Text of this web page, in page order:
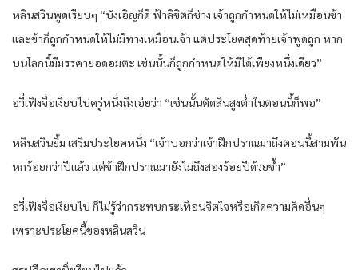
หลินสวินพูดเรียบๆ “บังเอิญก็ดี ฟ้าลิขิตก็ช่าง เจ้าถูกกำหนดให้ไม่เหมือนข้า
และข้าก็ถูกกำหนดให้ไม่มีทางเหมือนเจ้า แต่ประโยคสุดท้ายเจ้าพูดถูก หาก
บนโลกนี้มีมรรคายอดอมตะ เช่นนั้นก็ถูกกำหนดให้มีได้เพียงหนึ่งเดียว”
อวี่เฟิงจื่อเงียบไปครู่หนึ่งถึงเอ่ยว่า “เช่นนั้นตัดสินสูงต่ำในตอนนี้ก็พอ”
หลินสวินยิ้ม เสริมประโยคหนึ่ง “เจ้าบอกว่าเจ้าฝึกปราณมาถึงตอนนี้สามพัน
หกร้อยกว่าปีแล้ว แต่ข้าฝึกปราณมายังไม่ถึงสองร้อยปีด้วยซ้ำ”
อวี่เฟิงจื่อเงียบไป ก็ไม่รู้ว่ากระทบกระเทือนจิตใจหรือเกิดความคิดอื่นๆ
เพราะประโยคนี้ของหลินสวิน